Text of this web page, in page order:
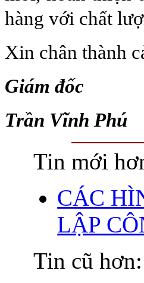
hàng với chất
Xin chân thành
Giám đốc
Trần Vĩnh Phú
Tin mới
CÁC
LẬP
Tin cũ hơn: